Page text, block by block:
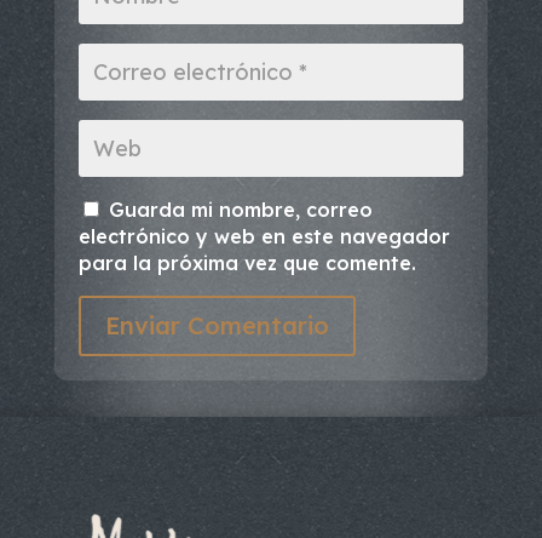
Guarda mi nombre, correo
electrónico y web en este navegador
para la próxima vez que comente.
Enviar Comentario